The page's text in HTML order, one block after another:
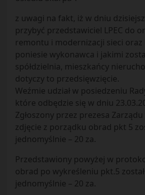
z uwagi na fakt, iż w dniu
przybyć przedstawiciel LPEC do
remontu i modernizacji sieci
poniesie wykonawca i jakimi
spółdzielnia, mieszkańcy
dotyczy to przedsięwzięcie.
Weźmie udział w posiedzeniu
które odbędzie się w dniu
Zgłoszony przez prezesa
zdjęcie z porządku obrad pkt 5
jednomyślnie – 20 za.
Przedstawiony powyżej w
obrad po wykreśleniu pkt.5
jednomyślnie – 20 za.